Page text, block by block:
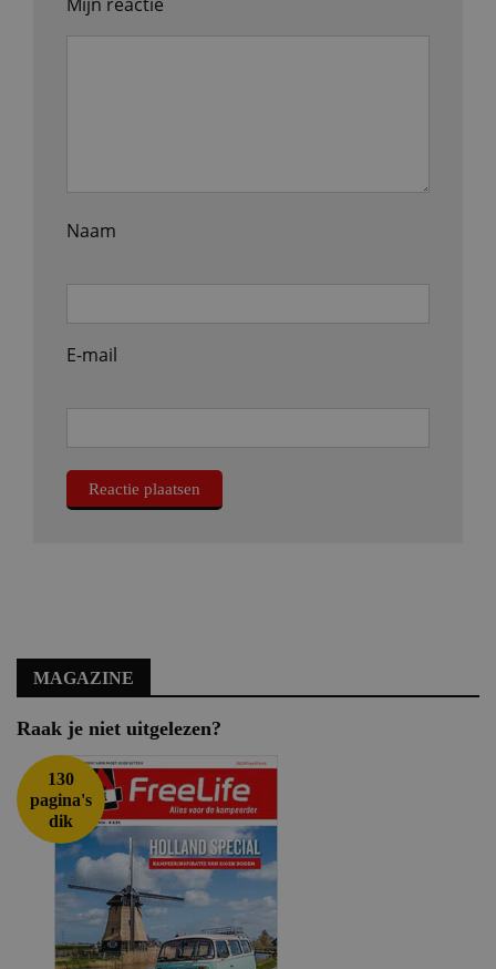
Naam
E-mail
MAGAZINE
Raak je niet uitgelezen?
130
pagina's
dik